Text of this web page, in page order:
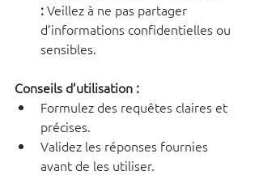
: Veillez à ne pas partager
d’informations confidentielles ou
sensibles.
Conseils d’utilisation :
Formulez des requêtes claires et
précises.
Validez les réponses fournies
avant de les utiliser.